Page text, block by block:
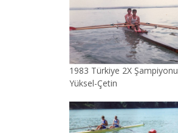
1983 Türkiye 2X Şampiyonu
Yüksel-Çetin